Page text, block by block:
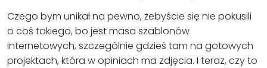
Czego bym unikał na pewno, żebyście się nie pokusili
o coś takiego, bo jest masa szablonów
internetowych, szczególnie gdzieś tam na gotowych
projektach, która w opiniach ma zdjęcia. I teraz, czy to